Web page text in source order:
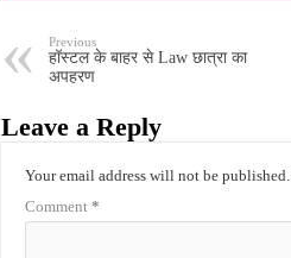
Previous
हॉस्टल के बाहर से Law छात्रा का
अपहरण
Leave a Reply
Your email address will not be published.
Comment *